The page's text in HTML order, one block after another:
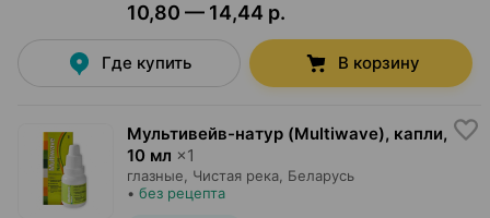
10,80 — 14,44 р.
Где купить В корзину
Мультивейв-натур (Multiwave), капли,
10 мл ×1
глазные, Чистая река , Беларусь
• без рецепта